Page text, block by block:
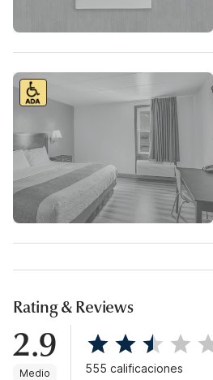
Rating & Reviews
2.9
Medio 555 calificaciones